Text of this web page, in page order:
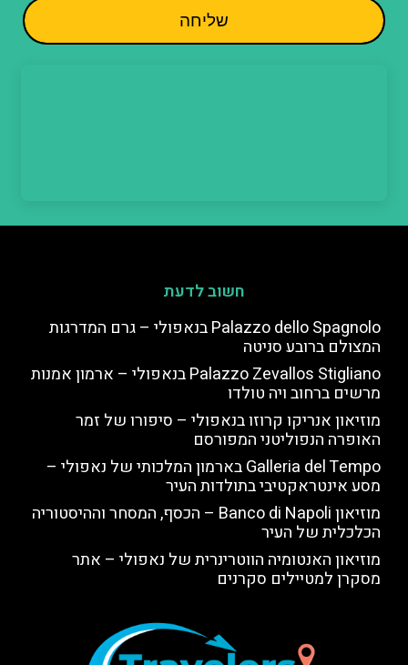
שליחה
חשוב לדעת
Palazzo dello Spagnolo בנאפולי – גרם המדרגות
המצולם ברובע סניטה
Palazzo Zevallos Stigliano בנאפולי – ארמון אמנות
מרשים ברחוב ויה טולדו
מוזיאון אנריקו קרוזו בנאפולי – סיפורו של זמר
האופרה הנפוליטני המפורסם
Galleria del Tempo בארמון המלכותי של נאפולי –
מסע אינטראקטיבי בתולדות העיר
מוזיאון Banco di Napoli – הכסף, המסחר וההיסטוריה
הכלכלית של העיר
מוזיאון האנטומיה הווטרינרית של נאפולי – אתר
מסקרן למטיילים סקרנים